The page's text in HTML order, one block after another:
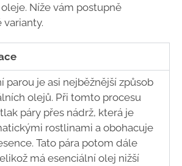
Níže vám postupně
parou je asi nejběžnější způsob
olejů. Při tomto procesu
páry přes nádrž, která je
rostlinami a obohacuje
Tato pára potom dále
má esenciální olej nižší